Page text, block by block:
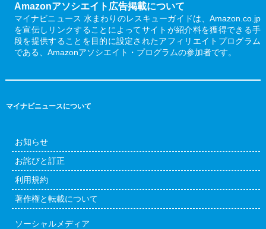
Amazonアソシエイト広告掲載について
マイナビニュース 水まわりのレスキューガイドは、Amazon.co.jp
を宣伝しリンクすることによってサイトが紹介料を獲得できる手
段を提供することを目的に設定されたアフィリエイトプログラム
である、Amazonアソシエイト・プログラムの参加者です。
マイナビニュースについて
お知らせ
お詫びと訂正
利用規約
著作権と転載について
ソーシャルメディア